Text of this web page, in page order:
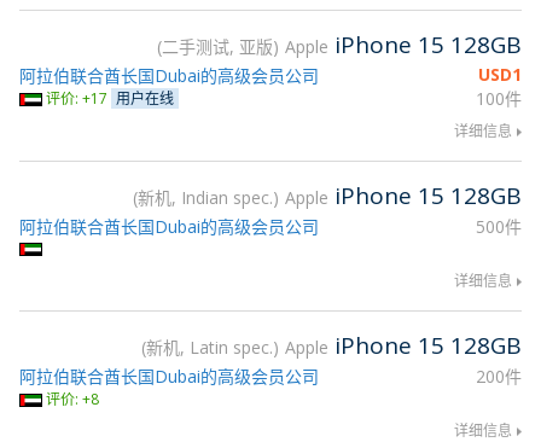
二手测试, 亚版 Apple iPhone 15 128GB
USD1
100件
阿拉伯联合酋长国Dubai的高级会员公司
评价: +17 用户在线
详细信息
新机, Indian spec. Apple iPhone 15 128GB
500件
阿拉伯联合酋长国Dubai的高级会员公司
详细信息
新机, Latin spec. Apple iPhone 15 128GB
200件
阿拉伯联合酋长国Dubai的高级会员公司
评价: +8
详细信息